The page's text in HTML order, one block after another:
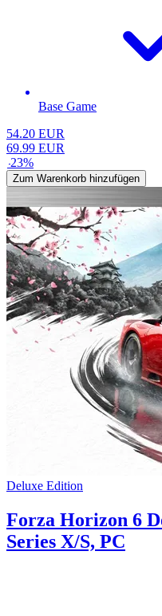
Base Game
54.20 EUR
69.99 EUR
-23%
Zum Warenkorb hinzufügen
Deluxe Edition
Forza Horizon 6
Series X/S, PC